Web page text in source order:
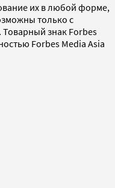
их в любой форме,
только с
знак Forbes
Forbes Media Asia